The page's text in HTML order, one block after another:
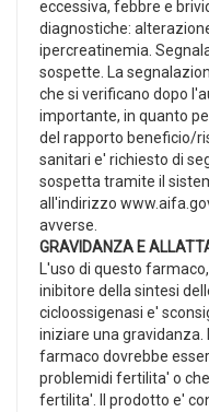
eccessiva, febbre e
diagnostiche:
ipercreatinemia.
sospette. La
che si verificano dopo
importante, in quanto
del rapporto beneficio/
sanitari e' richiesto di
sospetta tramite il
all'indirizzo
avverse.
GRAVIDANZA E
L'uso di questo
inibitore della sintesi
cicloossigenasi e'
iniziare una
farmaco dovrebbe
problemidi fertilita' o
fertilita'. Il prodotto e'